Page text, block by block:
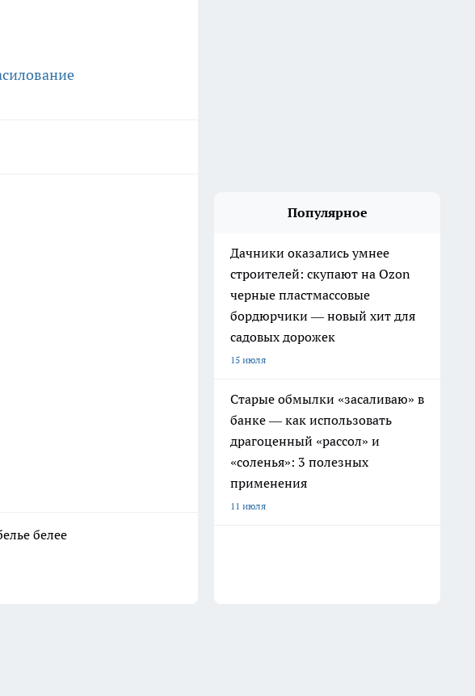
белее
Популярное
Дачники оказались умнее
строителей: скупают на Ozon
черные пластмассовые
бордюрчики — новый хит для
садовых дорожек
15 июля
Старые обмылки «засаливаю» в
банке — как использовать
драгоценный «рассол» и
«соленья»: 3 полезных
применения
11 июля